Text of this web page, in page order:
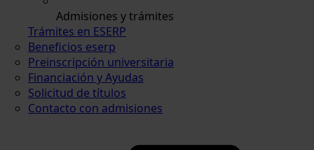
Admisiones y trámites
Trámites en ESERP
Beneficios eserp
Preinscripción universitaria
Financiación y Ayudas
Solicitud de títulos
Contacto con admisiones